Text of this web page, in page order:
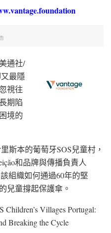
通社/
最隱
視往
期陷
境的
斯本的葡萄牙SOS兒童村，
和品牌與傳播負責人
組織如何通過60年的堅
兒童撐起保護傘。
Children’s Villages Portugal:
Breaking the Cycle